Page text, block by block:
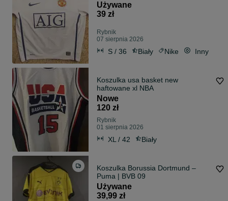
Używane
39 zł
Rybnik
07 sierpnia 2026
S / 36 Biały Nike Inny
Koszulka usa basket new
haftowane xl NBA
Nowe
120 zł
Rybnik
01 sierpnia 2026
XL / 42 Biały
Koszulka Borussia Dortmund –
Puma | BVB 09
Używane
39,99 zł